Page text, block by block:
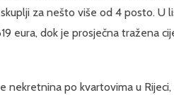
za nešto više od 4 posto. U
eura, dok je prosječna tražena
nekretnina po kvartovima u